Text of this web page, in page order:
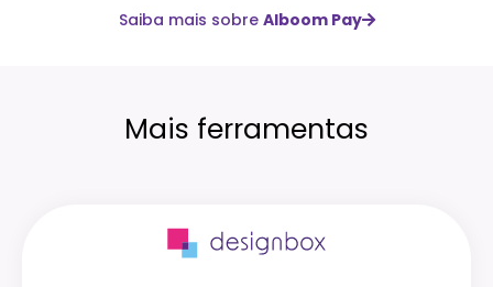
Saiba mais sobre Alboom Pay
Mais ferramentas